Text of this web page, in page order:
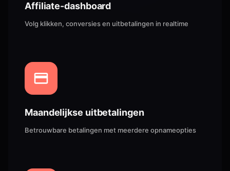
Affiliate-dashboard
Volg klikken, conversies en uitbetalingen in realtime
Maandelijkse uitbetalingen
Betrouwbare betalingen met meerdere opnameopties